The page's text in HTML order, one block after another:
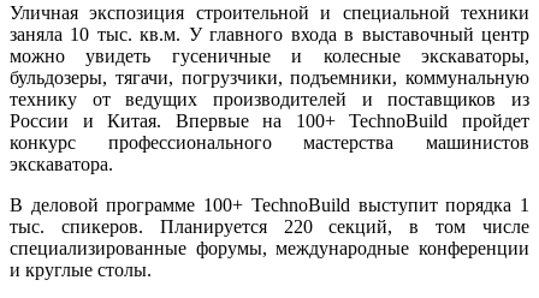
Уличная экспозиция строительной и специальной техники
заняла 10 тыс. кв.м. У главного входа в выставочный центр
можно увидеть гусеничные и колесные экскаваторы,
бульдозеры, тягачи, погрузчики, подъемники, коммунальную
технику от ведущих производителей и поставщиков из
России и Китая. Впервые на 100+ TechnoBuild пройдет
конкурс профессионального мастерства машинистов
экскаватора.
В деловой программе 100+ TechnoBuild выступит порядка 1
тыс. спикеров. Планируется 220 секций, в том числе
специализированные форумы, международные конференции
и круглые столы.